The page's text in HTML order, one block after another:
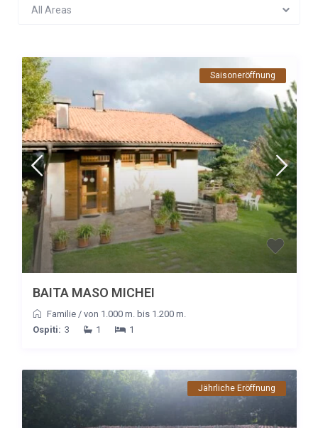
All Areas
Saisoneröffnung
BAITA MASO MICHEI
Familie/ von 1.000 m. bis 1.200 m.
Ospiti: 3 1 1
Jährliche Eröffnung